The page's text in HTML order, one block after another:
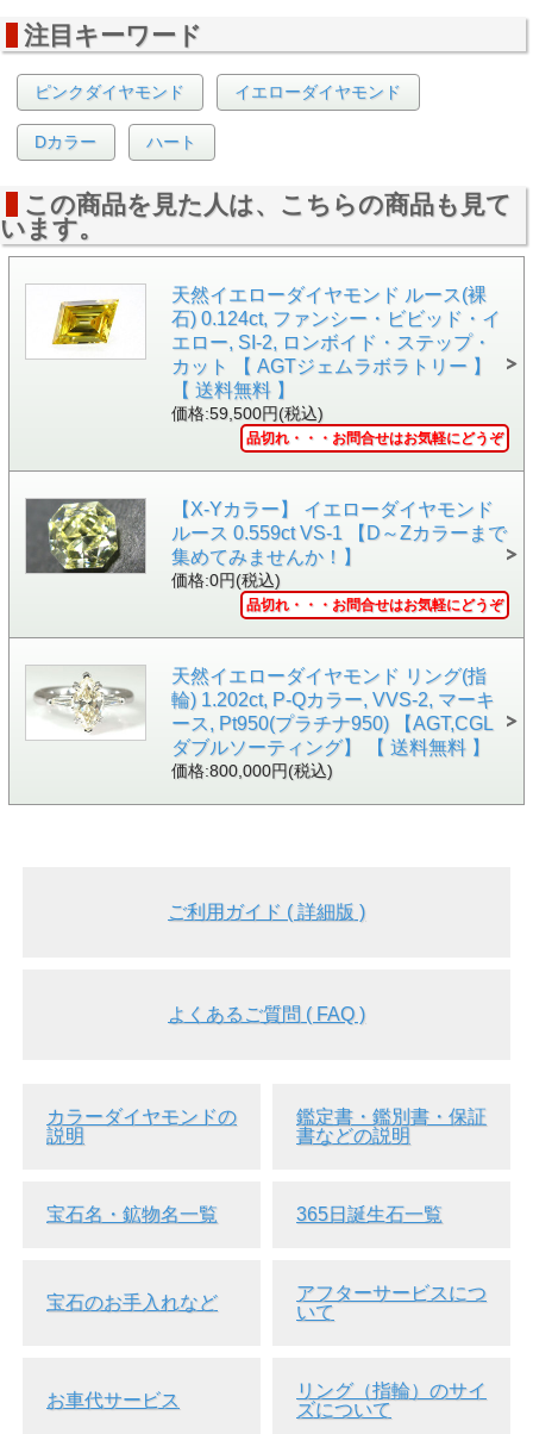
▲サイド画像
▲バック画像
●『 Deep (ディープ)』の評価が出ているように、しっかり
が「Good」は高評価と考えて良いと思います。
放射ルミネッセンスの結果、第一次光とは違った色の第二次
光を発する性質を言います。
一般的には、ブラック・ライトなどを当てることで簡単にダ
注目キーワード
ピンクダイヤモンド イエローダイヤモンド
Dカラー ハート
この商品を見た人は、こちらの商品も見て
います。
天然イエローダイヤモンド ルース(裸
石) 0.124ct, ファンシー・ビビッド・イ
エロー, SI-2, ロンボイド・ステップ・
カット 【 AGTジェムラボラトリー 】
【 送料無料 】
価格:59,500円(税込)
品切れ・・・お問合せはお気軽にどうぞ
【X-Yカラー】 イエローダイヤモンド
ルース 0.559ct VS-1 【D～Zカラーまで
集めてみませんか！】
価格:0円(税込)
品切れ・・・お問合せはお気軽にどうぞ
天然イエローダイヤモンド リング(指
輪) 1.202ct, P-Qカラー, VVS-2, マーキ
ース, Pt950(プラチナ950) 【AGT,CGL
ダブルソーティング】 【 送料無料 】
価格:800,000円(税込)
ご利用ガイド ( 詳細版 )
よくあるご質問 ( FAQ )
カラーダイヤモンドの
説明
鑑定書・鑑別書・保証
書などの説明
宝石名・鉱物名一覧 365日誕生石一覧
宝石のお手入れなど
アフターサービスにつ
いて
お車代サービス
リング（指輪）のサイ
ズについて